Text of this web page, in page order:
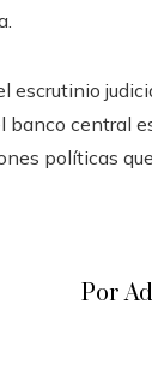
escrutinio
central
políticas
Por